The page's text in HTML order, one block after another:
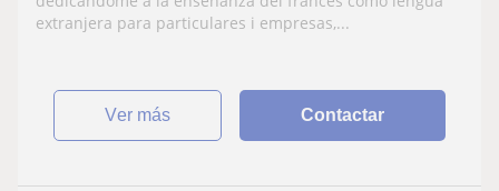
extranjera para particulares i empresas,...
ver más Contactar